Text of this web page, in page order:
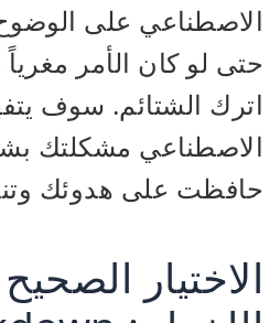
الاصطناعي على
حتى لو كان الأمر
اترك الشتائم. سوف
الاصطناعي مشكلتك
حافظت على هدوئك
الاختيار